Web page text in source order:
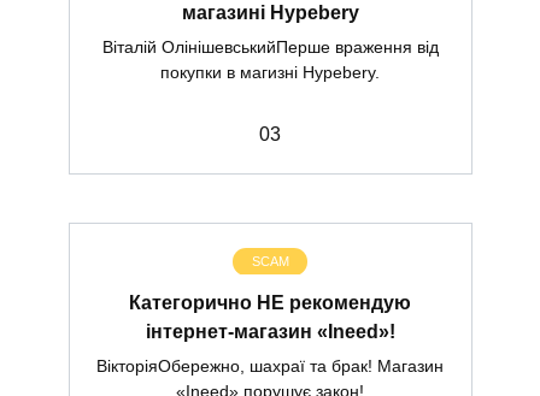
магазині Hypebery
Віталій ОлінішевськийПерше враження від
покупки в магизні Hypebery.
03
SCAM
Категорично НЕ рекомендую
інтернет-магазин «Ineed»!
ВікторіяОбережно, шахраї та брак! Магазин
«Ineed» порушує закон!